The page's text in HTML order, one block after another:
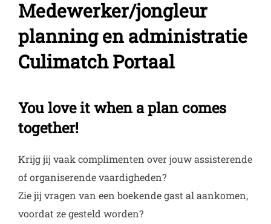
Medewerker/jongleur
planning en administratie
Culimatch Portaal
You love it when a plan comes
together!
Krijg jij vaak complimenten over jouw assisterende
of organiserende vaardigheden?
Zie jij vragen van een boekende gast al aankomen,
voordat ze gesteld worden?